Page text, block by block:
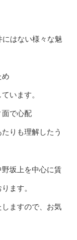
はない様々な魅
め
います。
面で心配
りも理解したう
坂上を中心に賃
ます。
ますので、お気